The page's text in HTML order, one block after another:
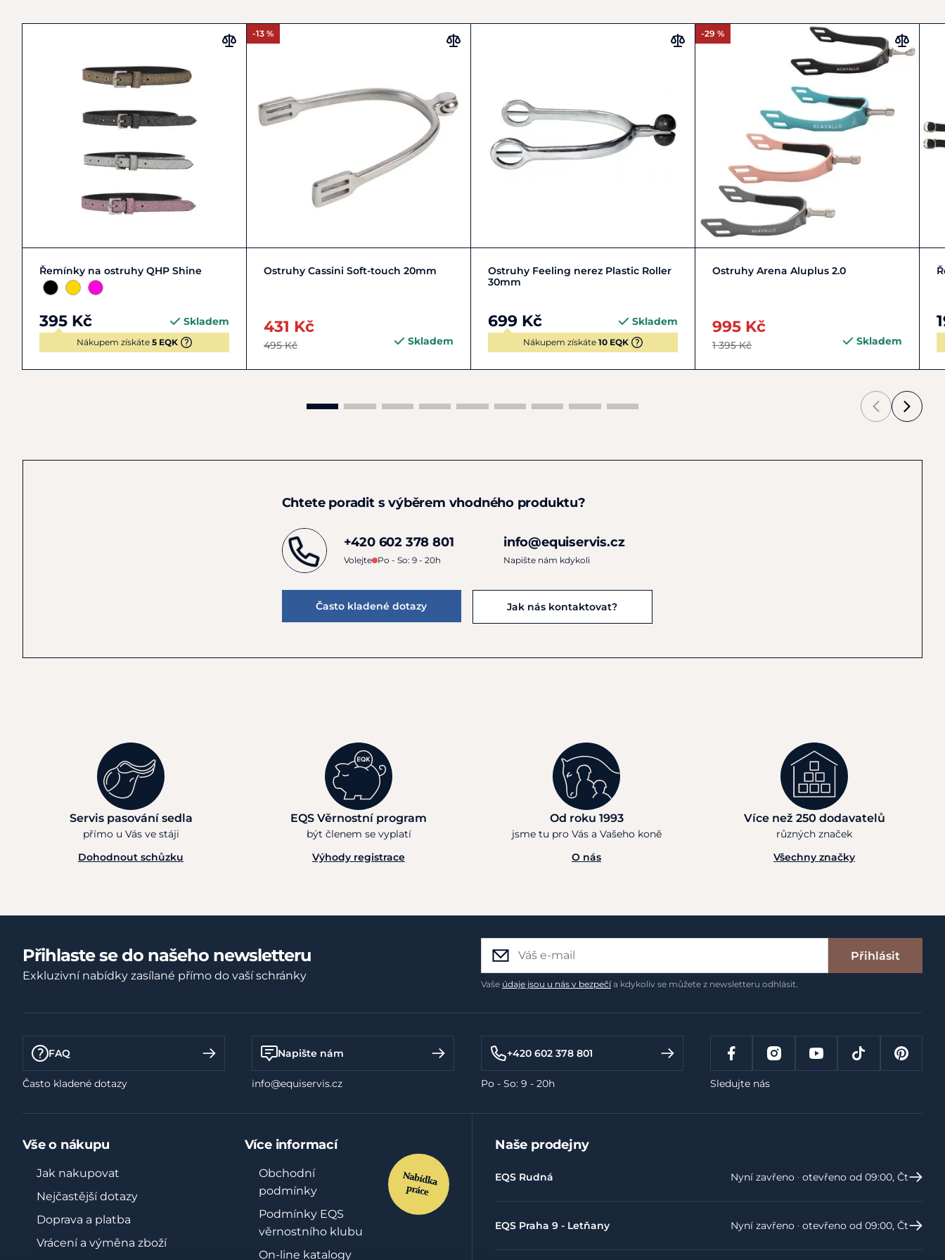
Zobrazit detail
Řemínky na ostruhy QHP Shine
395 Kč Skladem
Nákupem získáte 5 EQK
-13 %
Do košíku
Ostruhy Cassini Soft-touch 20mm
431 Kč
495 Kč Skladem
Do košíku
Ostruhy Feeling nerez Plastic Roller
30mm
699 Kč Skladem
Nákupem získáte 10 EQK
-29 %
Zobrazit detail
Ostruhy Arena Aluplus 2.0
995 Kč
1 395 Kč Skladem
Chtete poradit s výběrem vhodného produktu?
+420 602 378 801
Volejte Po - So: 9 - 20h
info@equiservis.cz
Napište nám kdykoli
Často kladené dotazy Jak nás kontaktovat?
Servis pasování sedla
přímo u Vás ve stáji
Dohodnout schůzku
EQS Věrnostní program
být členem se vyplatí
Výhody registrace
Od roku 1993
jsme tu pro Vás a Vašeho koně
O nás
Více než 250 dodavatelů
různých značek
Všechny značky
Přihlaste se do našeho newsletteru
Exkluzivní nabídky zasílané přímo do vaší schránky
Přihlásit
Vaše údaje jsou u nás v bezpečía kdykoliv se můžete z newsletteru odhlásit.
FAQ
Často kladené dotazy
Napište nám
info@equiservis.cz
+420 602 378 801
Po - So: 9 - 20h Sledujte nás
Vše o nákupu
Jak nakupovat
Nejčastější dotazy
Doprava a platba
Vrácení a výměna zboží
Více informací
Obchodní
podmínky
Podmínky EQS
věrnostního klubu
On-line katalogy
Naše prodejny
EQS Rudná Nyní zavřeno ‧ otevřeno od 09:00, Čt
EQS Praha 9 - Letňany Nyní zavřeno ‧ otevřeno od 09:00, Čt